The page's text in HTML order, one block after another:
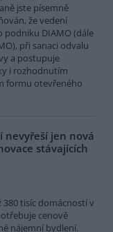
jste písemně
že vedení
podniku DIAMO (dále
při sanaci odvalu
a postupuje
i rozhodnutím
formu otevřeného
nevyřeší jen nová
stávajících
380 tisíc domácností v
cenově
nájemní bydlení.